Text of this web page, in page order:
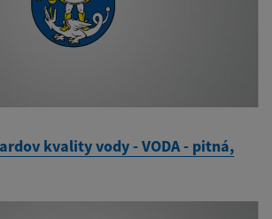
kvality vody - VODA - pitná,